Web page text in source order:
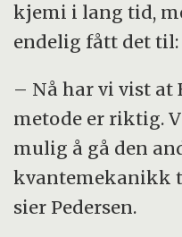
kjemi i lang tid,
endelig fått det til:
– Nå har vi vist at
metode er riktig.
mulig å gå den
kvantemekanikk
sier Pedersen.